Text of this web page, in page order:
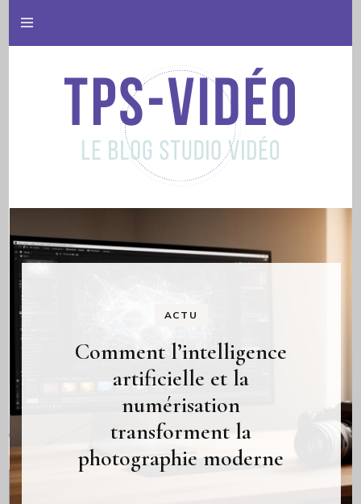
Tps video
ACTU
Comment l’intelligence
artificielle et la
numérisation
transforment la
photographie moderne